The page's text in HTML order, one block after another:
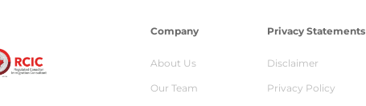
Company
About Us
Our Team
Privacy Statements
Disclaimer
Privacy Policy